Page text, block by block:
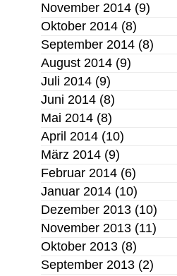
November 2014 (9)
Oktober 2014 (8)
September 2014 (8)
August 2014 (9)
Juli 2014 (9)
Juni 2014 (8)
Mai 2014 (8)
April 2014 (10)
März 2014 (9)
Februar 2014 (6)
Januar 2014 (10)
Dezember 2013 (10)
November 2013 (11)
Oktober 2013 (8)
September 2013 (2)